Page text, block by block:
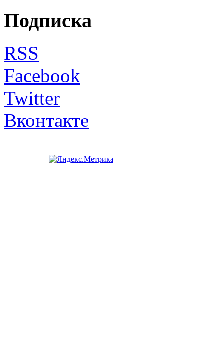
Подписка
RSS
Facebook
Twitter
Вконтакте